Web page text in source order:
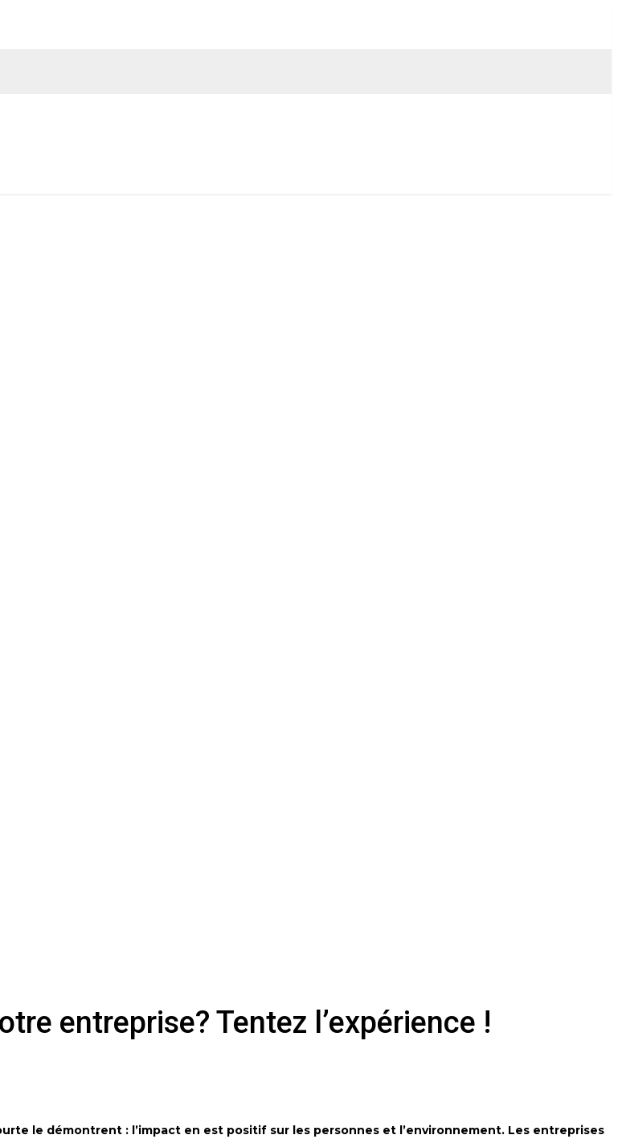
entreprise? Tentez l’expérience !
le démontrent : l’impact en est positif sur les personnes et l’environnement. Les entreprises